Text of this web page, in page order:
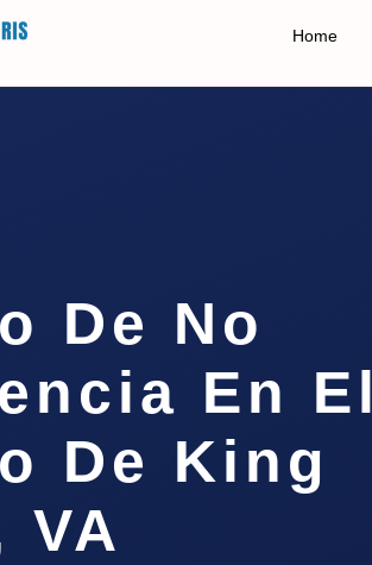
Home
De No
En El
De King
VA